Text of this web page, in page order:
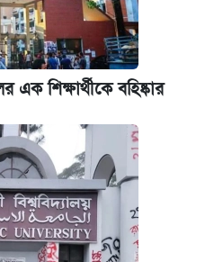
শিক্ষার্থীকে বহিষ্কার